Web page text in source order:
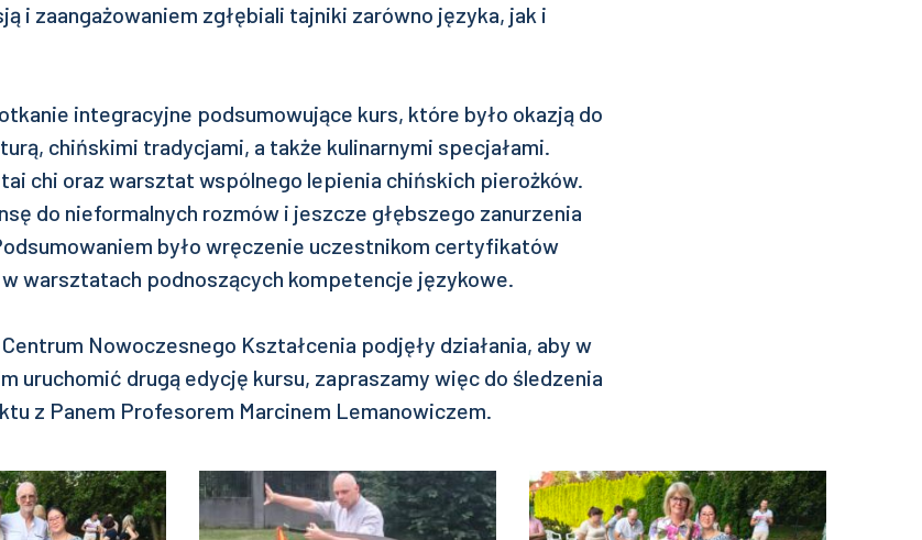
i zaangażowaniem zgłębiali tajniki zarówno języka, jak i
integracyjne podsumowujące kurs, które było okazją do
chińskimi tradycjami, a także kulinarnymi specjałami.
chi oraz warsztat wspólnego lepienia chińskich pierożków.
do nieformalnych rozmów i jeszcze głębszego zanurzenia
było wręczenie uczestnikom certyfikatów
warsztatach podnoszących kompetencje językowe.
Nowoczesnego Kształcenia podjęły działania, aby w
uruchomić drugą edycję kursu, zapraszamy więc do śledzenia
z Panem Profesorem Marcinem Lemanowiczem.